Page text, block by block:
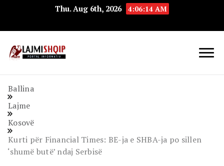
Thu. Aug 6th, 2026 4:06:15 AM
Ballina
Lajme
Kosovë
Kurti për Financial Times: BE-ja e SHBA-ja po sillen
‘shumë butë’ ndaj Serbisë